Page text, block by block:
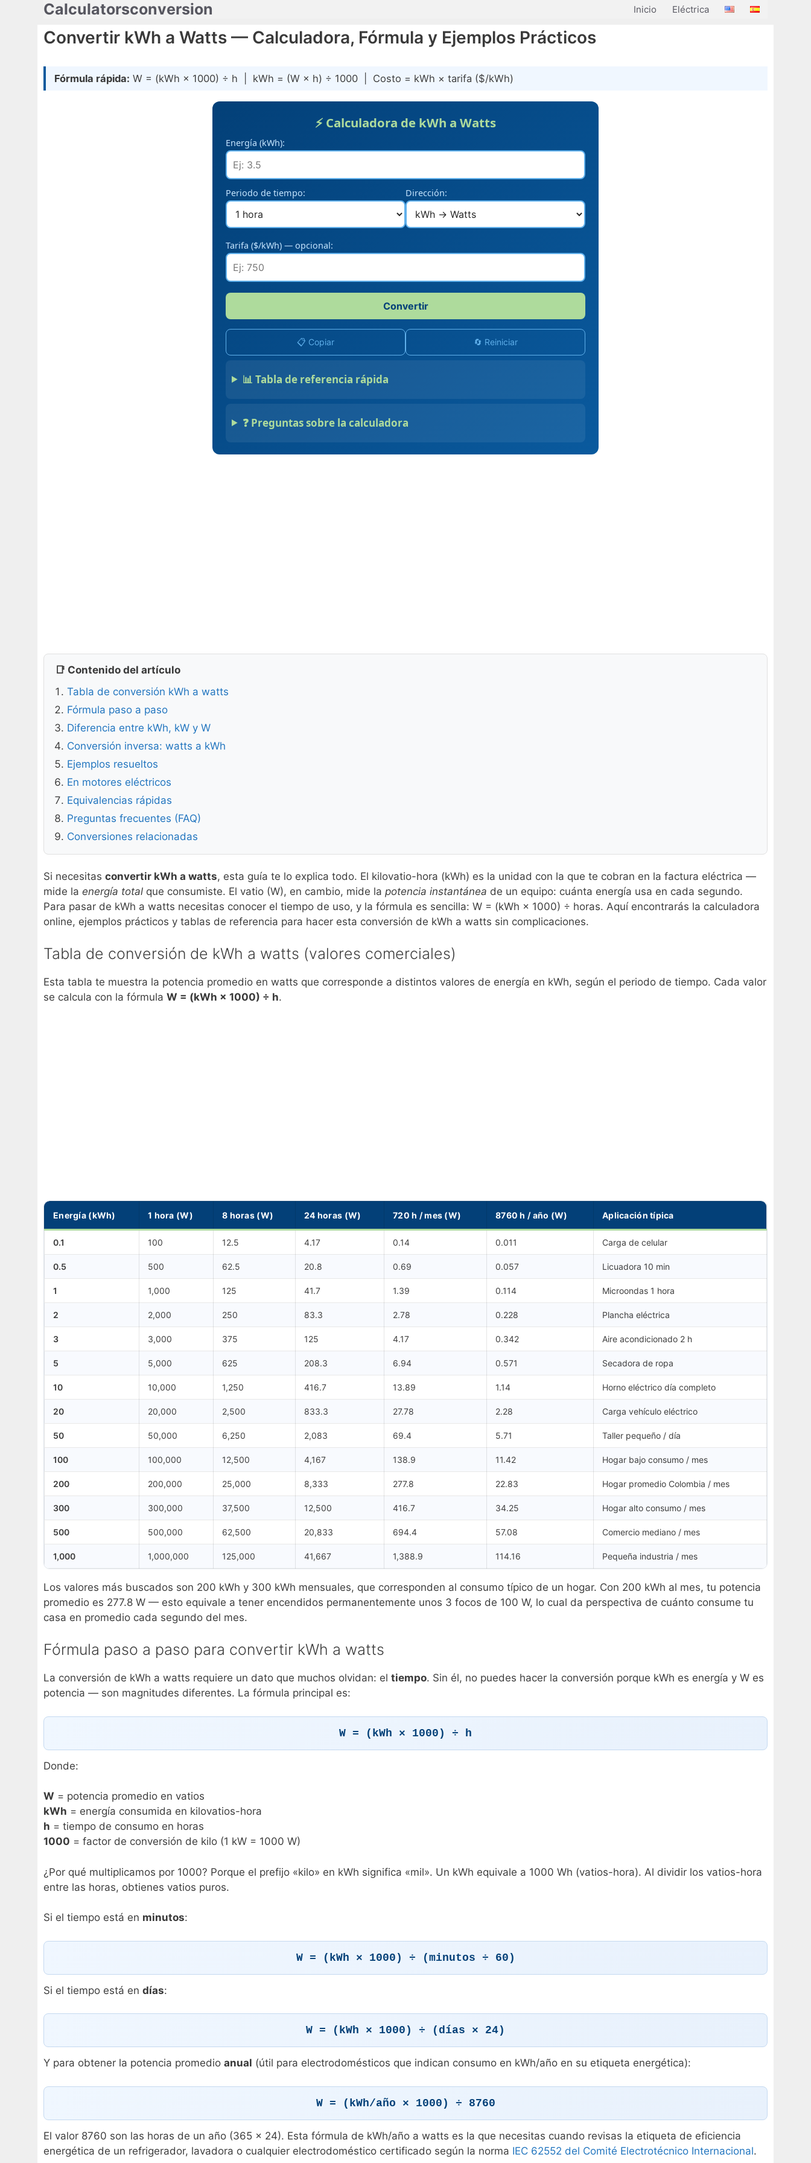
contenido
Calculatorsconversion Inicio Eléctrica
Convertir kWh a Watts — Calculadora, Fórmula y Ejemplos Prácticos
Fórmula rápida: W = (kWh × 1000) ÷ h | kWh = (W × h) ÷ 1000 | Costo = kWh × tarifa ($/kWh)
⚡ Calculadora de kWh a Watts
Energía (kWh):
Periodo de tiempo: Dirección:
Tarifa ($/kWh) — opcional:
Convertir
📋 Copiar 🔄 Reiniciar
📊 Tabla de referencia rápida
❓ Preguntas sobre la calculadora
📑 Contenido del artículo
Tabla de conversión kWh a watts
Fórmula paso a paso
Diferencia entre kWh, kW y W
Conversión inversa: watts a kWh
Ejemplos resueltos
En motores eléctricos
Equivalencias rápidas
Preguntas frecuentes (FAQ)
Conversiones relacionadas
Si necesitas convertir kWh a watts, esta guía te lo explica todo. El kilovatio-hora (kWh) es la unidad con la que te cobran en la factura eléctrica —
mide la energía total que consumiste. El vatio (W), en cambio, mide la potencia instantánea de un equipo: cuánta energía usa en cada segundo.
Para pasar de kWh a watts necesitas conocer el tiempo de uso, y la fórmula es sencilla: W = (kWh × 1000) ÷ horas. Aquí encontrarás la calculadora
online, ejemplos prácticos y tablas de referencia para hacer esta conversión de kWh a watts sin complicaciones.
Tabla de conversión de kWh a watts (valores comerciales)
Esta tabla te muestra la potencia promedio en watts que corresponde a distintos valores de energía en kWh, según el periodo de tiempo. Cada valor
se calcula con la fórmula W = (kWh × 1000) ÷ h.
Energía (kWh) 1 hora (W) 8 horas (W) 24 horas (W) 720 h / mes (W) 8760 h / año (W) Aplicación típica
0.1 100 12.5 4.17 0.14 0.011 Carga de celular
0.5 500 62.5 20.8 0.69 0.057 Licuadora 10 min
1 1,000 125 41.7 1.39 0.114 Microondas 1 hora
2 2,000 250 83.3 2.78 0.228 Plancha eléctrica
3 3,000 375 125 4.17 0.342 Aire acondicionado 2 h
5 5,000 625 208.3 6.94 0.571 Secadora de ropa
10 10,000 1,250 416.7 13.89 1.14 Horno eléctrico día completo
20 20,000 2,500 833.3 27.78 2.28 Carga vehículo eléctrico
50 50,000 6,250 2,083 69.4 5.71 Taller pequeño / día
100 100,000 12,500 4,167 138.9 11.42 Hogar bajo consumo / mes
200 200,000 25,000 8,333 277.8 22.83 Hogar promedio Colombia / mes
300 300,000 37,500 12,500 416.7 34.25 Hogar alto consumo / mes
500 500,000 62,500 20,833 694.4 57.08 Comercio mediano / mes
1,000 1,000,000 125,000 41,667 1,388.9 114.16 Pequeña industria / mes
Los valores más buscados son 200 kWh y 300 kWh mensuales, que corresponden al consumo típico de un hogar. Con 200 kWh al mes, tu potencia
promedio es 277.8 W — esto equivale a tener encendidos permanentemente unos 3 focos de 100 W, lo cual da perspectiva de cuánto consume tu
casa en promedio cada segundo del mes.
Fórmula paso a paso para convertir kWh a watts
La conversión de kWh a watts requiere un dato que muchos olvidan: el tiempo. Sin él, no puedes hacer la conversión porque kWh es energía y W es
potencia — son magnitudes diferentes. La fórmula principal es:
W = (kWh × 1000) ÷ h
Donde:
W = potencia promedio en vatios
kWh = energía consumida en kilovatios-hora
h = tiempo de consumo en horas
1000 = factor de conversión de kilo (1 kW = 1000 W)
¿Por qué multiplicamos por 1000? Porque el prefijo «kilo» en kWh significa «mil». Un kWh equivale a 1000 Wh (vatios-hora). Al dividir los vatios-hora
entre las horas, obtienes vatios puros.
Si el tiempo está en minutos:
W = (kWh × 1000) ÷ (minutos ÷ 60)
Si el tiempo está en días:
W = (kWh × 1000) ÷ (días × 24)
Y para obtener la potencia promedio anual (útil para electrodomésticos que indican consumo en kWh/año en su etiqueta energética):
W = (kWh/año × 1000) ÷ 8760
El valor 8760 son las horas de un año (365 × 24). Esta fórmula de kWh/año a watts es la que necesitas cuando revisas la etiqueta de eficiencia
energética de un refrigerador, lavadora o cualquier electrodoméstico certificado según la norma IEC 62552 del Comité Electrotécnico Internacional.